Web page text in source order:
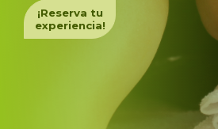
¡Reserva tu
experiencia!